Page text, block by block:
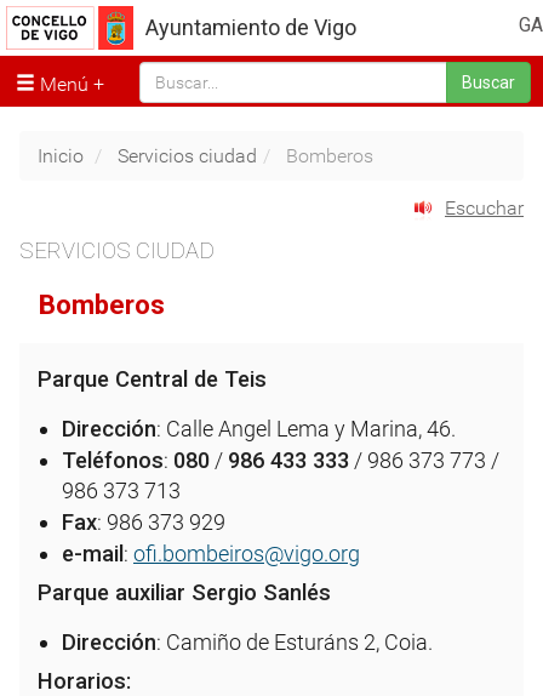
GA
Ayuntamiento de Vigo
Menú Buscar
Inicio Servicios ciudad Bomberos
Escuchar
SERVICIOS CIUDAD
Bomberos
Parque Central de Teis
Dirección: Calle Angel Lema y Marina, 46.
Teléfonos: 080 / 986 433 333 / 986 373 773 /
986 373 713
Fax: 986 373 929
e-mail : ofi.bombeiros@vigo.org
Parque auxiliar Sergio Sanlés
Dirección: Camiño de Esturáns 2, Coia.
Horarios: